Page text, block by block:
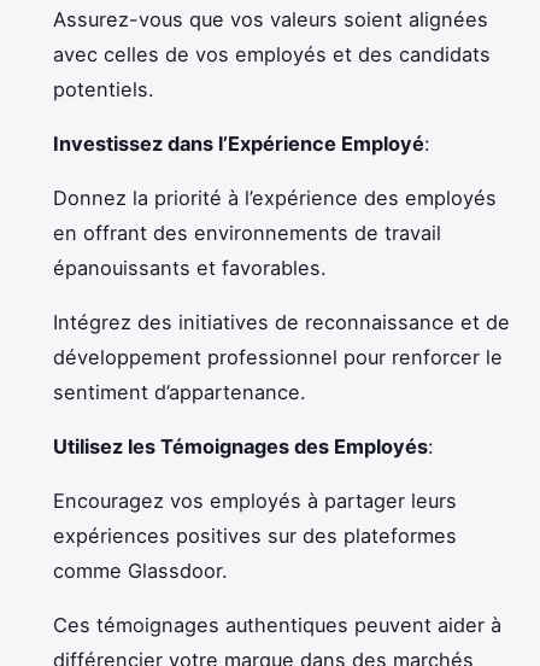
Assurez-vous que vos valeurs soient alignées
avec celles de vos employés et des candidats
potentiels.
Investissez dans l’Expérience Employé:
Donnez la priorité à l’expérience des employés
en offrant des environnements de travail
épanouissants et favorables.
Intégrez des initiatives de reconnaissance et de
développement professionnel pour renforcer le
sentiment d’appartenance.
Utilisez les Témoignages des Employés:
Encouragez vos employés à partager leurs
expériences positives sur des plateformes
comme Glassdoor.
Ces témoignages authentiques peuvent aider à
différencier votre marque dans des marchés